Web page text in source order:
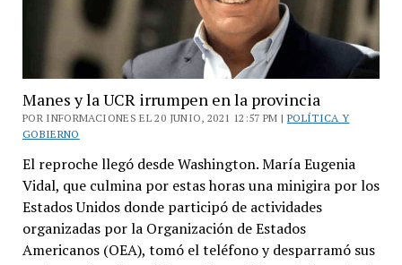
Manes y la UCR irrumpen en la provincia
POR INFORMACIONES EL 20 JUNIO, 2021 12:57 PM | POLÍTICA Y
GOBIERNO
El reproche llegó desde Washington. María Eugenia
Vidal, que culmina por estas horas una minigira por los
Estados Unidos donde participó de actividades
organizadas por la Organización de Estados
Americanos (OEA), tomó el teléfono y desparramó sus